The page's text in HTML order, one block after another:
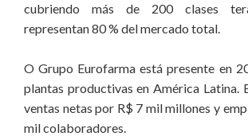
cubriendo más de 200 clases
representan 80 % del mercado total.
O Grupo Eurofarma está presente en
plantas productivas en América Latina.
ventas netas por R$ 7 mil millones y
mil colaboradores.